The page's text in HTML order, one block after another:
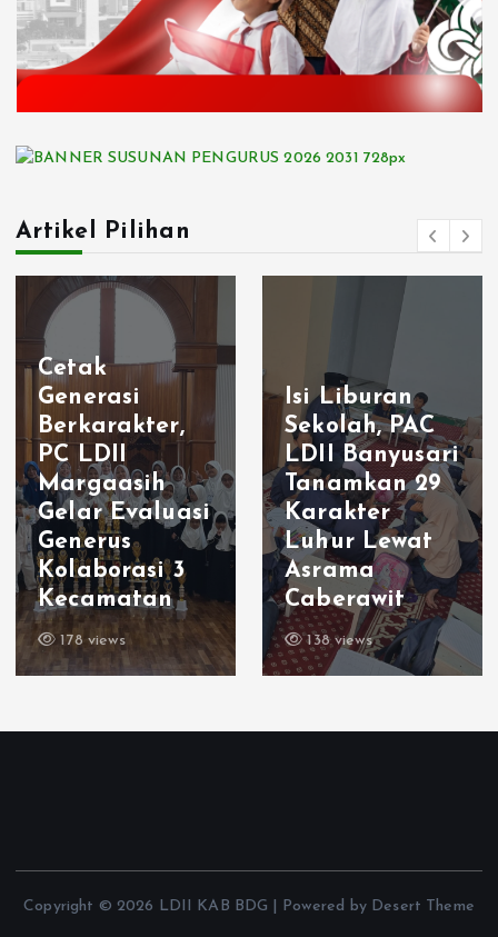
Artikel Pilihan
Cetak
Generasi
Berkarakter,
PC LDII
Margaasih
Gelar Evaluasi
Generus
Kolaborasi 3
Kecamatan
178 views
Isi Liburan
Sekolah, PAC
LDII Banyusari
Tanamkan 29
Karakter
Luhur Lewat
Asrama
Caberawit
138 views
Copyright © 2026 LDII KAB BDG | Powered by Desert Theme